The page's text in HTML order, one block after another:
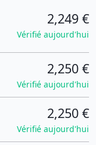
2,249 €
Vérifié aujourd'hui
2,250 €
Vérifié aujourd'hui
2,250 €
Vérifié aujourd'hui